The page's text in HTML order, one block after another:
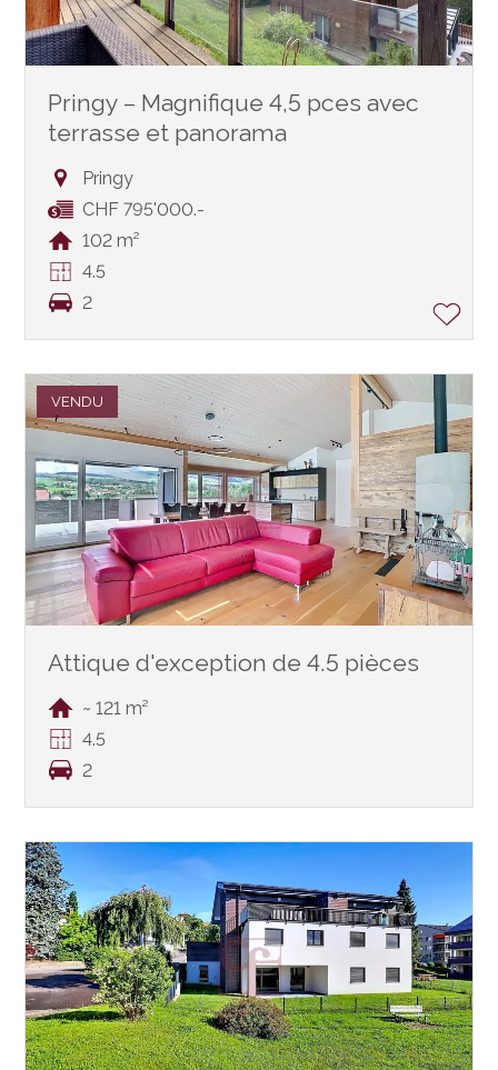
Pringy – Magnifique 4,5 pces avec
terrasse et panorama
Pringy
CHF 795'000.-
102 m²
4.5
2
VENDU
Attique d'exception de 4.5 pièces
~ 121 m²
4.5
2